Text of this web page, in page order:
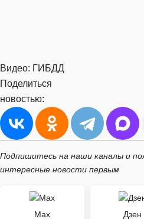
Видео: ГИБДД
Поделиться
новостью:
Подпишитесь на наши каналы и
интересные новости первым
Max Дзен